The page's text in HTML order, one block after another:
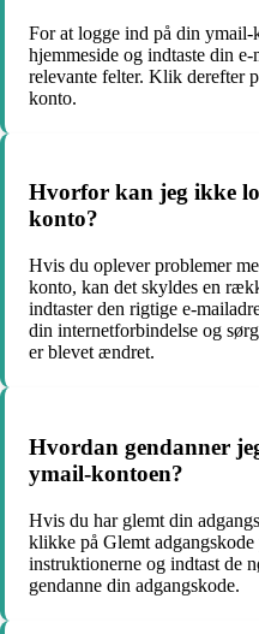
For at logge ind på din
hjemmeside og indtaste din
relevante felter. Klik derefter
konto.
Hvorfor kan jeg ikke
konto?
Hvis du oplever problemer
konto, kan det skyldes en
indtaster den rigtige e-
din internetforbindelse og
er blevet ændret.
Hvordan gendanner
ymail-kontoen?
Hvis du har glemt din
klikke på Glemt
instruktionerne og indtast de
gendanne din adgangskode.